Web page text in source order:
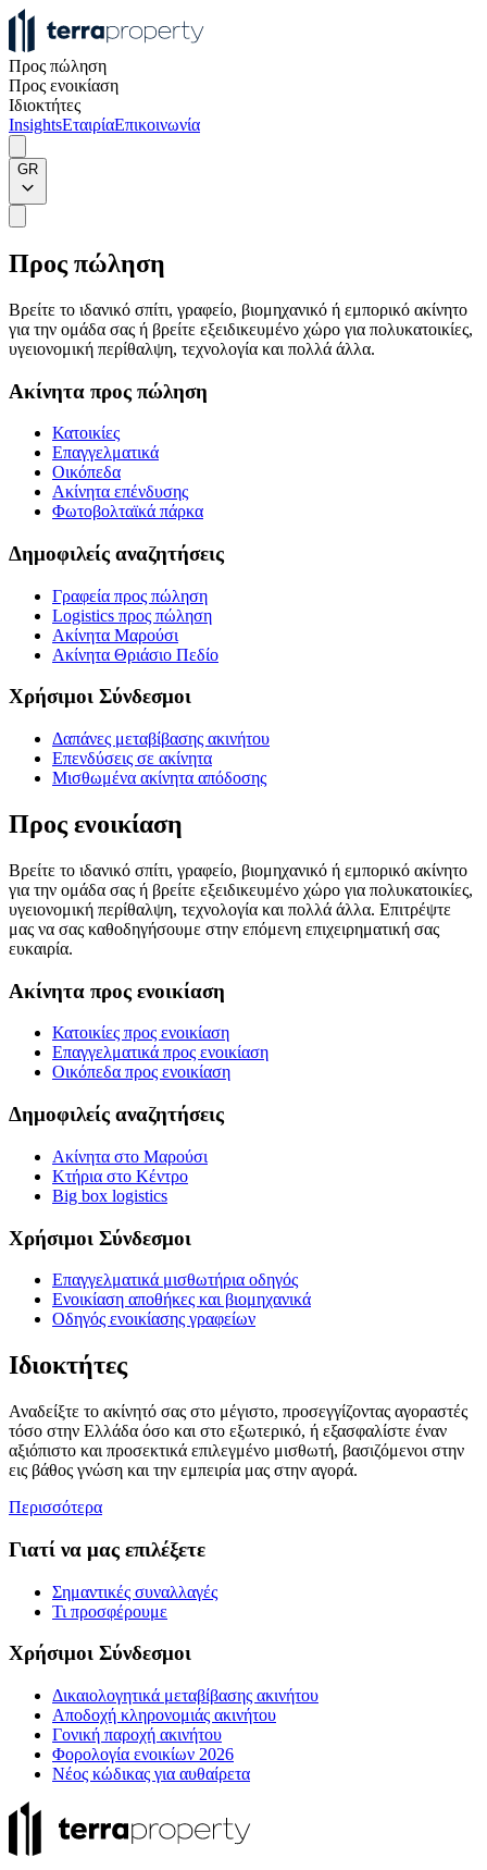
Προς πώληση
Προς ενοικίαση
Ιδιοκτήτες
InsightsΕταιρίαΕπικοινωνία
GR
Προς πώληση
Βρείτε το ιδανικό σπίτι, γραφείο, βιομηχανικό ή εμπορικό ακίνητο
για την ομάδα σας ή βρείτε εξειδικευμένο χώρο για πολυκατοικίες,
υγειονομική περίθαλψη, τεχνολογία και πολλά άλλα.
Ακίνητα προς πώληση
Κατοικίες
Επαγγελματικά
Οικόπεδα
Ακίνητα επένδυσης
Φωτοβολταϊκά πάρκα
Δημοφιλείς αναζητήσεις
Γραφεία προς πώληση
Logistics προς πώληση
Ακίνητα Μαρούσι
Ακίνητα Θριάσιο Πεδίο
Χρήσιμοι Σύνδεσμοι
Δαπάνες μεταβίβασης ακινήτου
Επενδύσεις σε ακίνητα
Μισθωμένα ακίνητα απόδοσης
Προς ενοικίαση
Βρείτε το ιδανικό σπίτι, γραφείο, βιομηχανικό ή εμπορικό ακίνητο
για την ομάδα σας ή βρείτε εξειδικευμένο χώρο για πολυκατοικίες,
υγειονομική περίθαλψη, τεχνολογία και πολλά άλλα. Επιτρέψτε
μας να σας καθοδηγήσουμε στην επόμενη επιχειρηματική σας
ευκαιρία.
Ακίνητα προς ενοικίαση
Κατοικίες προς ενοικίαση
Επαγγελματικά προς ενοικίαση
Οικόπεδα προς ενοικίαση
Δημοφιλείς αναζητήσεις
Ακίνητα στο Μαρούσι
Κτήρια στο Κέντρο
Big box logistics
Χρήσιμοι Σύνδεσμοι
Επαγγελματικά μισθωτήρια οδηγός
Ενοικίαση αποθήκες και βιομηχανικά
Οδηγός ενοικίασης γραφείων
Ιδιοκτήτες
Αναδείξτε το ακίνητό σας στο μέγιστο, προσεγγίζοντας αγοραστές
τόσο στην Ελλάδα όσο και στο εξωτερικό, ή εξασφαλίστε έναν
αξιόπιστο και προσεκτικά επιλεγμένο μισθωτή, βασιζόμενοι στην
εις βάθος γνώση και την εμπειρία μας στην αγορά.
Περισσότερα
Γιατί να μας επιλέξετε
Σημαντικές συναλλαγές
Τι προσφέρουμε
Χρήσιμοι Σύνδεσμοι
Δικαιολογητικά μεταβίβασης ακινήτου
Αποδοχή κληρονομιάς ακινήτου
Γονική παροχή ακινήτου
Φορολογία ενοικίων 2026
Νέος κώδικας για αυθαίρετα